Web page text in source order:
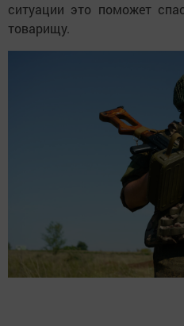
ситуации это поможет
товарищу.